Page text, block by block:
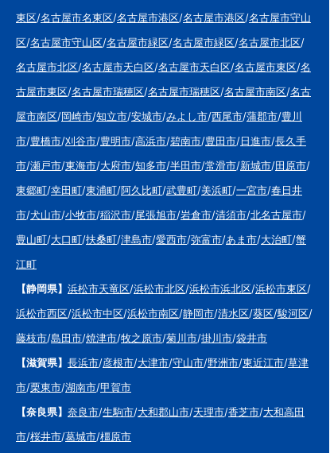
東区/名古屋市名東区/名古屋市港区/名古屋市港区/名古屋市守山
区/名古屋市守山区/名古屋市緑区/名古屋市緑区/名古屋市北区/
名古屋市北区/名古屋市天白区/名古屋市天白区/名古屋市東区/名
古屋市東区/名古屋市瑞穂区/名古屋市瑞穂区/名古屋市南区/名古
屋市南区/岡崎市/知立市/安城市/みよし市/西尾市/蒲郡市/豊川
市/豊橋市/刈谷市/豊明市/高浜市/碧南市/豊田市/日進市/長久手
市/瀬戸市/東海市/大府市/知多市/半田市/常滑市/新城市/田原市/
東郷町/幸田町/東浦町/阿久比町/武豊町/美浜町/一宮市/春日井
市/犬山市/小牧市/稲沢市/尾張旭市/岩倉市/清須市/北名古屋市/
豊山町/大口町/扶桑町/津島市/愛西市/弥富市/あま市/大治町/蟹
江町
【静岡県】 浜松市天竜区/浜松市北区/浜松市浜北区/浜松市東区/
浜松市西区/浜松市中区/浜松市南区/静岡市/清水区/葵区/駿河区/
藤枝市/島田市/焼津市/牧之原市/菊川市/掛川市/袋井市
【滋賀県】 長浜市/彦根市/大津市/守山市/野洲市/東近江市/草津
市/栗東市/湖南市/甲賀市
【奈良県】 奈良市/生駒市/大和郡山市/天理市/香芝市/大和高田
市/桜井市/葛城市/橿原市